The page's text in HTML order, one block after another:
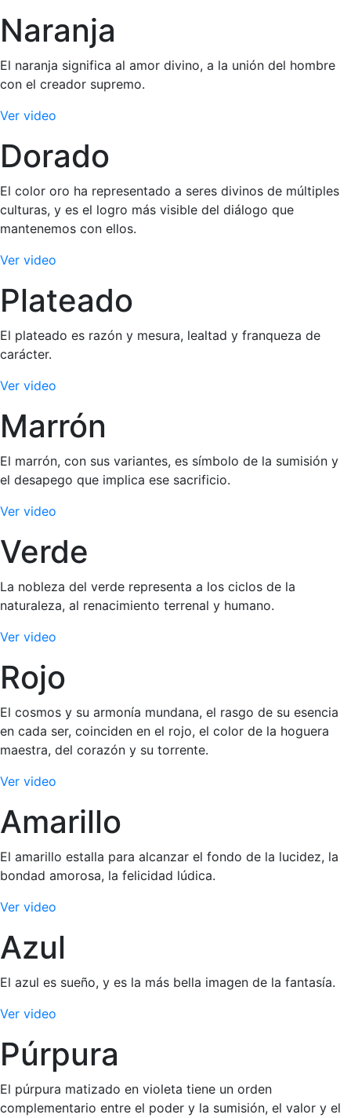
Naranja
El naranja significa al amor divino, a la unión del hombre
con el creador supremo.
Ver video
Dorado
El color oro ha representado a seres divinos de múltiples
culturas, y es el logro más visible del diálogo que
mantenemos con ellos.
Ver video
Plateado
El plateado es razón y mesura, lealtad y franqueza de
carácter.
Ver video
Marrón
El marrón, con sus variantes, es símbolo de la sumisión y
el desapego que implica ese sacrificio.
Ver video
Verde
La nobleza del verde representa a los ciclos de la
naturaleza, al renacimiento terrenal y humano.
Ver video
Rojo
El cosmos y su armonía mundana, el rasgo de su esencia
en cada ser, coinciden en el rojo, el color de la hoguera
maestra, del corazón y su torrente.
Ver video
Amarillo
El amarillo estalla para alcanzar el fondo de la lucidez, la
bondad amorosa, la felicidad lúdica.
Ver video
Azul
El azul es sueño, y es la más bella imagen de la fantasía.
Ver video
Púrpura
El púrpura matizado en violeta tiene un orden
complementario entre el poder y la sumisión, el valor y el